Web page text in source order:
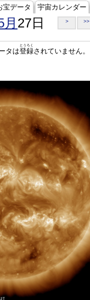
宝データ 宇宙カレンダー
27日 > >>
タは登録
とうろく
されていません。